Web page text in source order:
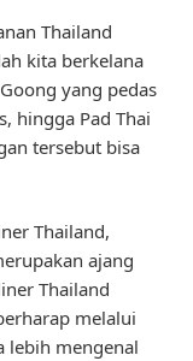
Thailand
kita berkelana
yang pedas
hingga Pad Thai
tersebut bisa
Thailand,
ajang
Thailand
melalui
lebih mengenal